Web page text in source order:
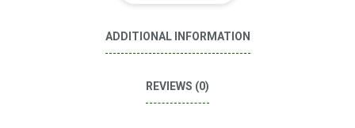
ADDITIONAL INFORMATION
REVIEWS (0)